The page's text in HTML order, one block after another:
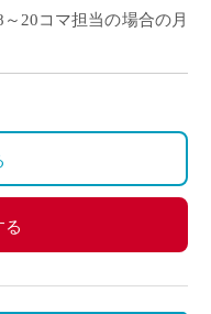
20コマ担当の場合の月
会保険加入
る